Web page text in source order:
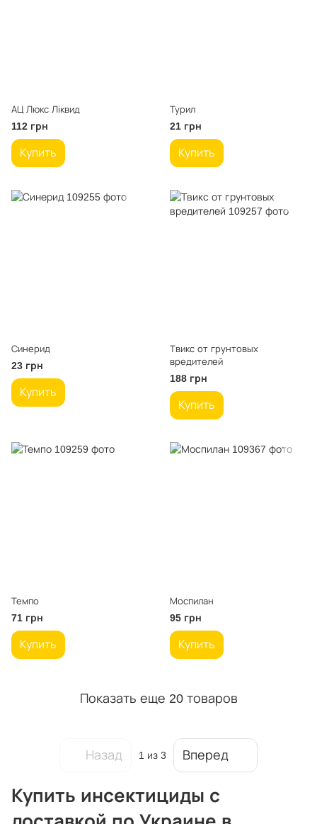
АЦ Люкс Ліквид
112 грн
Купить
Турил
21 грн
Купить
Синерид
23 грн
Купить
Твикс от грунтовых
вредителей
188 грн
Купить
Темпо
71 грн
Купить
Моспилан
95 грн
Купить
Показать еще 20 товаров
Назад 1 из 3 Вперед
Купить инсектициды с